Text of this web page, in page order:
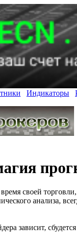
Индикаторы
своей
анализа,
зависит,